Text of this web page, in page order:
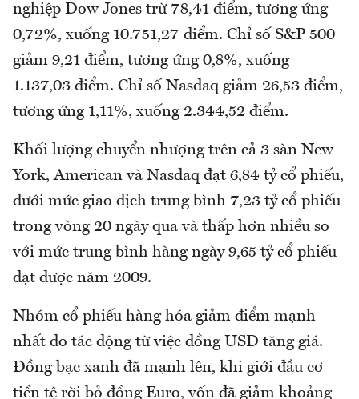
nghiệp Dow Jones trừ 78,41 điểm, tương ứng
0,72%, xuống 10.751,27 điểm. Chỉ số S&P 500
giảm 9,21 điểm, tương ứng 0,8%, xuống
1.137,03 điểm. Chỉ số Nasdaq giảm 26,53 điểm,
tương ứng 1,11%, xuống 2.344,52 điểm.
Khối lượng chuyển nhượng trên cả 3 sàn New
York, American và Nasdaq đạt 6,84 tỷ cổ phiếu,
dưới mức giao dịch trung bình 7,23 tỷ cổ phiếu
trong vòng 20 ngày qua và thấp hơn nhiều so
với mức trung bình hàng ngày 9,65 tỷ cổ phiếu
đạt được năm 2009.
Nhóm cổ phiếu hàng hóa giảm điểm mạnh
nhất do tác động từ việc đồng USD tăng giá.
Đồng bạc xanh đã mạnh lên, khi giới đầu cơ
tiền tệ rời bỏ đồng Euro, vốn đã giảm khoảng